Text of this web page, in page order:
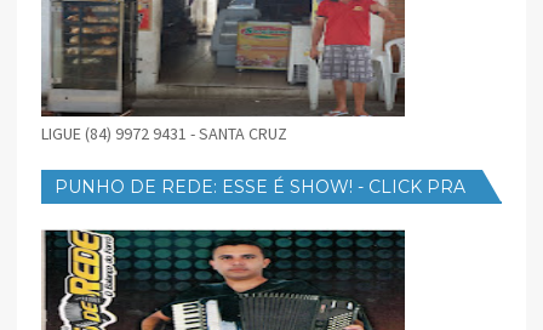
LIGUE (84) 9972 9431 - SANTA CRUZ
PUNHO DE REDE: ESSE É SHOW! - CLICK PRA